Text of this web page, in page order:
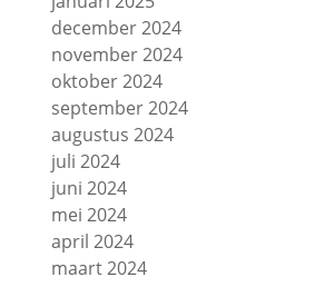
december 2024
november 2024
oktober 2024
september 2024
augustus 2024
juli 2024
juni 2024
mei 2024
april 2024
maart 2024